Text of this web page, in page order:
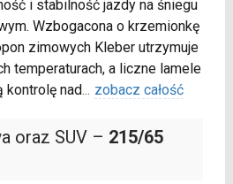
i stabilność jazdy na śniegu
Wzbogacona o krzemionkę
zimowych Kleber utrzymuje
temperaturach, a liczne lamele
kontrolę nad... zobacz całość
oraz SUV – 215/65